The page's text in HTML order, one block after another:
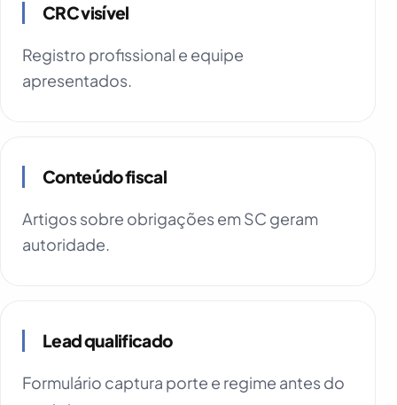
CRC visível
Registro profissional e equipe
apresentados.
Conteúdo fiscal
Artigos sobre obrigações em SC geram
autoridade.
Lead qualificado
Formulário captura porte e regime antes do